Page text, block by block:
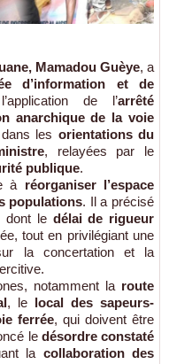
Mamadou Guèye, a
d’information et de
de l’arrêté
anarchique de la voie
les orientations du
, relayées par le
publique.
à réorganiser l’espace
populations. Il a précisé
dont le délai de rigueur
tout en privilégiant une
la concertation et la
notamment la route
, le local des sapeurs-
ferrée, qui doivent être
le désordre constaté
la collaboration des